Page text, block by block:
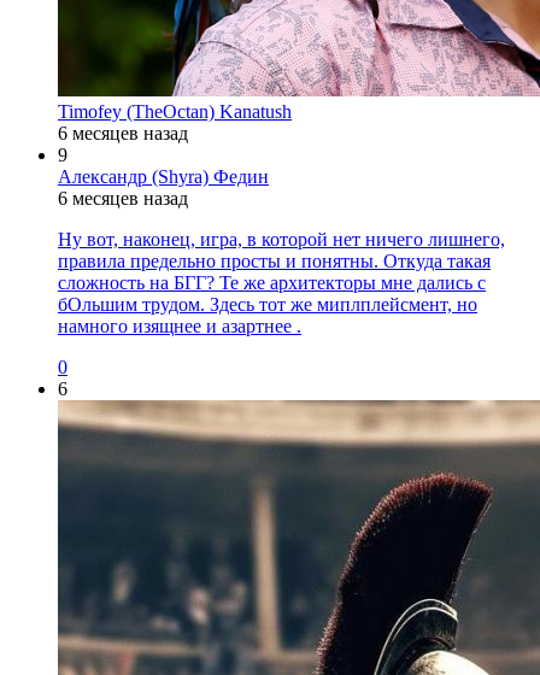
Timofey (TheOctan) Kanatush
6 месяцев назад
9
Александр (Shyra) Федин
6 месяцев назад
Ну вот, наконец, игра, в которой нет ничего лишнего,
правила предельно просты и понятны. Откуда такая
сложность на БГГ? Те же архитекторы мне дались с
бОльшим трудом. Здесь тот же миплплейсмент, но
намного изящнее и азартнее .
0
6